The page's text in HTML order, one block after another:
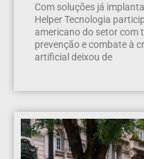
Com soluções já
Helper Tecnologia
americano do setor com
prevenção e combate à
artificial deixou de